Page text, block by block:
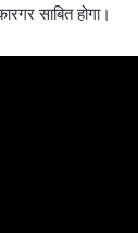
साबित होगा।